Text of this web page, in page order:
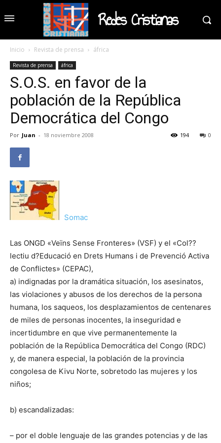
Redes Cristianas
Inicio Revista de prensa áfrica
Revista de prensa áfrica
S.O.S. en favor de la
población de la República
Democrática del Congo
Por Juan - 18 noviembre 2008 0
194
Somac
Las ONGD «Veïns Sense Fronteres» (VSF) y el «Col??
lectiu d?Educació en Drets Humans i de Prevenció Activa
de Conflictes» (CEPAC),
a) indignadas por la dramática situación, los asesinatos,
las violaciones y abusos de los derechos de la persona
humana, los saqueos, los desplazamientos de centenares
de miles de personas inocentes, la inseguridad e
incertidumbre en que vive permanentemente la
población de la República Democrática del Congo (RDC)
y, de manera especial, la población de la provincia
congolesa de Kivu Norte, sobretodo las mujeres y los
niños;
b) escandalizadas:
– por el doble lenguaje de las grandes potencias y de las